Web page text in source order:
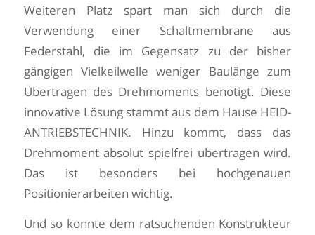
Weiteren Platz spart man sich durch die
Verwendung einer Schaltmembrane aus
Federstahl, die im Gegensatz zu der bisher
gängigen Vielkeilwelle weniger Baulänge zum
Übertragen des Drehmoments benötigt. Diese
innovative Lösung stammt aus dem Hause HEID-
ANTRIEBSTECHNIK. Hinzu kommt, dass das
Drehmoment absolut spielfrei übertragen wird.
Das ist besonders bei hochgenauen
Positionierarbeiten wichtig.
Und so konnte dem ratsuchenden Konstrukteur